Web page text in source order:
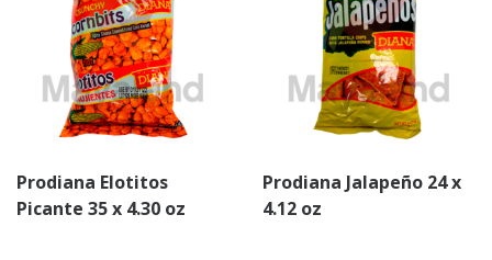
Prodiana Elotitos
Picante 35 x 4.30 oz
Prodiana Jalapeño 24 x
4.12 oz